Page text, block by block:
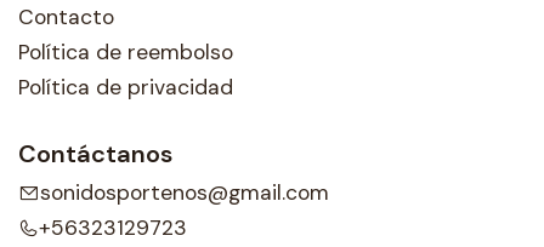
Contacto
Política de reembolso
Política de privacidad
Contáctanos
sonidosportenos@gmail.com
+56323129723